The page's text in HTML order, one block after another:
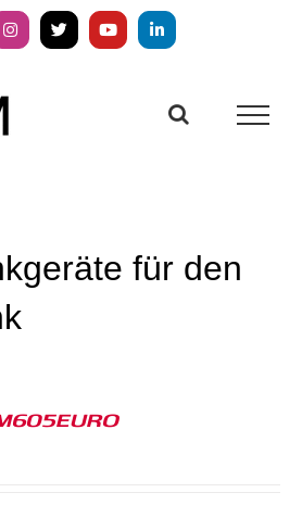
Instagram
X YouTubeLinkedIn
für den